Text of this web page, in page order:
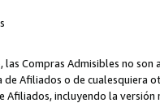
Compras Admisibles no
Afiliados o de cualesquiera
Afiliados, incluyendo la